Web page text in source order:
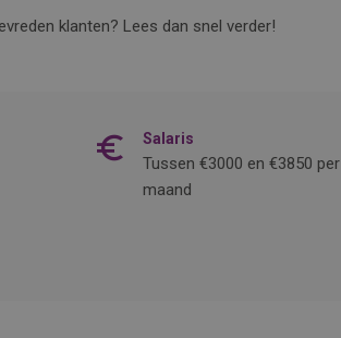
klanten? Lees dan snel verder!
Salaris
Tussen €3000 en €3850 per
maand